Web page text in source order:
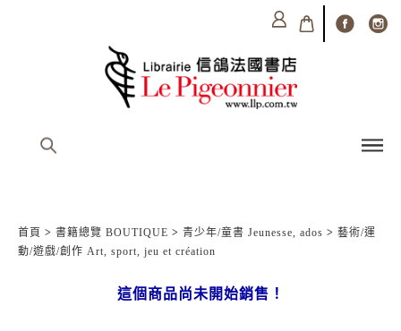
首頁 > 書籍總覽 BOUTIQUE > 青少年/童書 Jeunesse, ados > 藝術/運
動/遊戲/創作 Art, sport, jeu et création
這個商品尚未開始銷售！